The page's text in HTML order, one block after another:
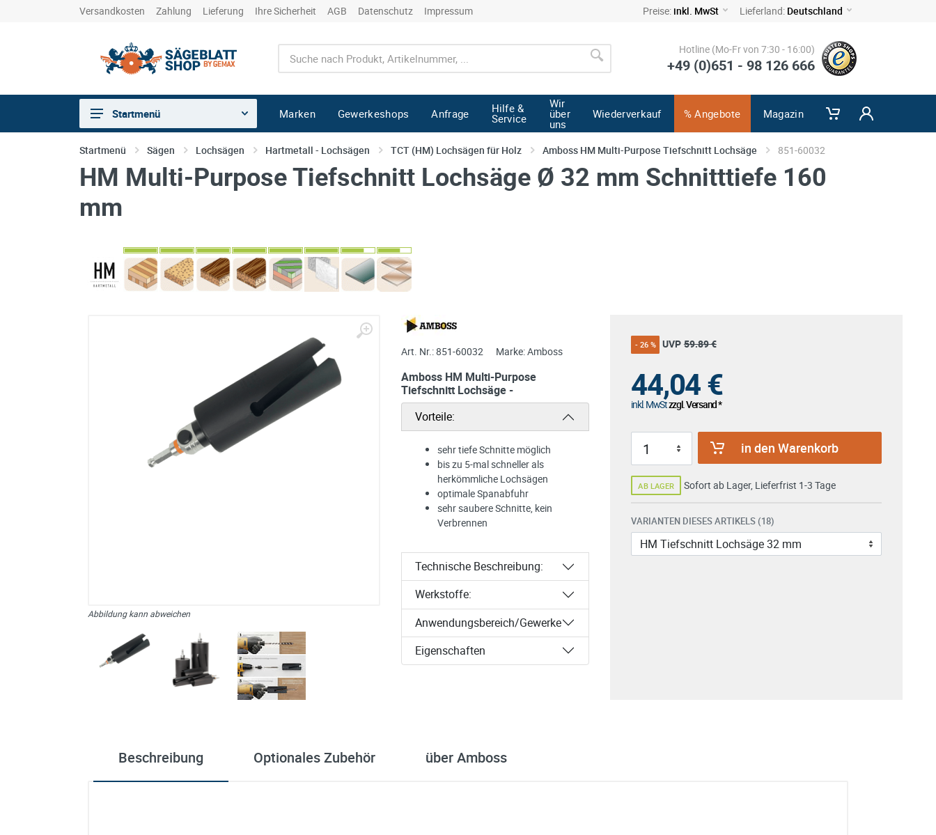
Versandkosten Zahlung Lieferung Ihre Sicherheit AGB Datenschutz Impressum Preise: inkl. MwSt Lieferland: Deutschland
Hotline (Mo-Fr von 7:30 - 16:00)
+49 (0)651 - 98 126 666
Sägen
Trennen
Schleifen
kreative Holzbearbeitung
Hobeln/Fräsen
Gewerkeshops
Startmenü Marken Gewerkeshops Anfrage Hilfe &
Service
Wir
über
uns
Wiederverkauf % Angebote Magazin
Startmenü Sägen Lochsägen Hartmetall - Lochsägen TCT (HM) Lochsägen für Holz Amboss HM Multi-Purpose Tiefschnitt Lochsäge 851-60032
HM Multi-Purpose Tiefschnitt Lochsäge Ø 32 mm Schnitttiefe 160
mm
Abbildung kann abweichen
Art. Nr.:851-60032 Marke:Amboss
Amboss HM Multi-Purpose
Tiefschnitt Lochsäge -
Vorteile:
sehr tiefe Schnitte möglich
bis zu 5-mal schneller als
herkömmliche Lochsägen
optimale Spanabfuhr
sehr saubere Schnitte, kein
Verbrennen
Technische Beschreibung:
Werkstoffe:
Anwendungsbereich/Gewerke
Eigenschaften
- 26 % UVP 59.89 €
44,04€
inkl. MwStzzgl. Versand *
in den Warenkorb
AB LAGER Sofort ab Lager, Lieferfrist 1-3 Tage
VARIANTEN DIESES ARTIKELS (18)
Beschreibung Optionales Zubehör über Amboss